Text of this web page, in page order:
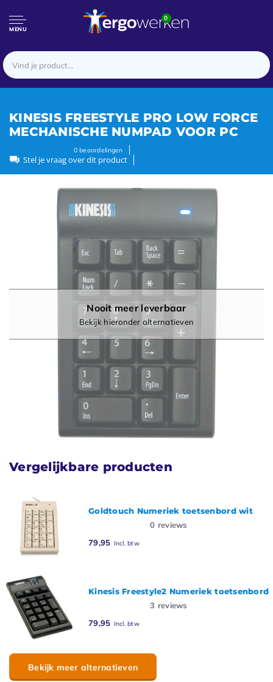
MENU
0
KINESIS FREESTYLE PRO LOW FORCE
MECHANISCHE NUMPAD VOOR PC
0beoordelingen
Stel je vraag over dit product
Nooit meer leverbaar
Bekijk hieronder alternatieven
Vergelijkbare producten
Goldtouch Numeriek toetsenbord wit
0 reviews
79,95 Incl. btw
Kinesis Freestyle2 Numeriek toetsenbord
3 reviews
79,95 Incl. btw
Bekijk meer alternatieven